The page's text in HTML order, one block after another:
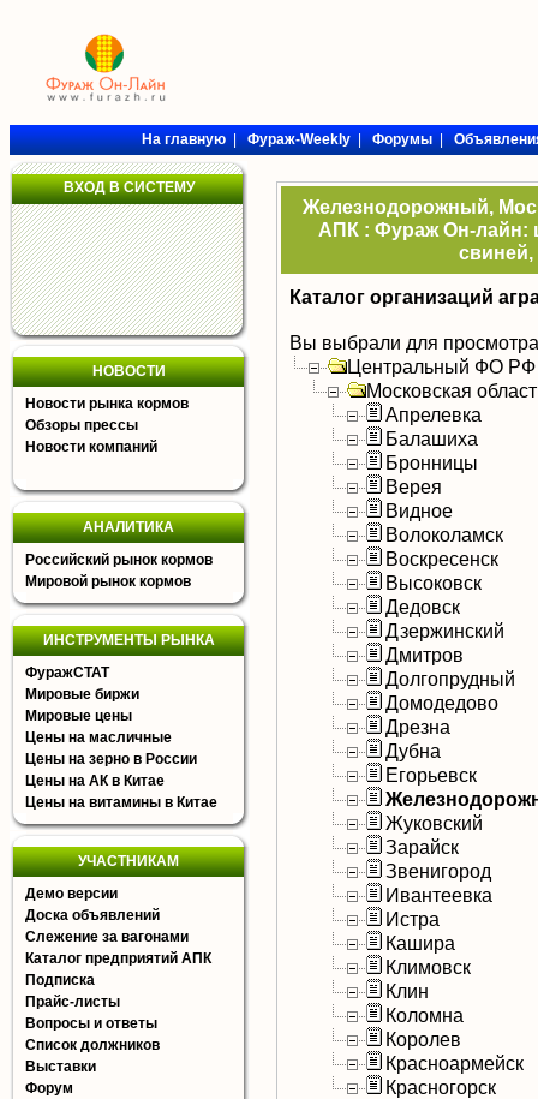
На главную|Фураж-Weekly|Форумы|
ВХОД В СИСТЕМУ
НОВОСТИ
Новости рынка кормов
Обзоры прессы
Новости компаний
АНАЛИТИКА
Российский рынок кормов
Мировой рынок кормов
ИНСТРУМЕНТЫ РЫНКА
ФуражСТАТ
Мировые биржи
Мировые цены
Цены на масличные
Цены на зерно в России
Цены на АК в Китае
Цены на витамины в Китае
УЧАСТНИКАМ
Демо версии
Доска объявлений
Слежение за вагонами
Каталог предприятий АПК
Подписка
Прайс-листы
Вопросы и ответы
Список должников
Выставки
Форум
Железнодорожный,
АПК : Фураж Он-лайн:
Каталог организаций
Вы выбрали для
Центральный ФО РФ
Московская
Апрелевка
Балашиха
Бронницы
Верея
Видное
Волоколамск
Воскресенск
Высоковск
Дедовск
Дзержинский
Дмитров
Долгопрудный
Домодедово
Дрезна
Дубна
Егорьевск
Жуковский
Зарайск
Звенигород
Ивантеевка
Истра
Кашира
Климовск
Клин
Коломна
Королев
Красноармейск
Красногорск